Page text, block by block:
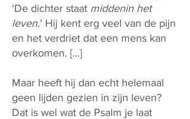
‘De dichter staat middenin het
leven.’ Hij kent erg veel van de pijn
en het verdriet dat een mens kan
overkomen. […]
Maar heeft hij dan echt helemaal
geen lijden gezien in zijn leven?
Dat is wel wat de Psalm je laat